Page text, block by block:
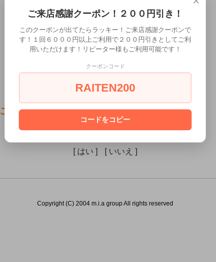
この商品（）は18歳未満の方には販売できません。
[ はい ]
[ いいえ ]
Copyright (C) 2004 m.i.a group All rights reserved
ご来店感謝クーポン！２００円引き！
このクーポンが出てたらラッキー！ご来店感謝クーポンで
す！１回６０００円以上ご利用で２００円引きとしてご利
用いただけます！リピーター様もご利用可能です！
クーポンコード
RAITEN200
コードをコピー